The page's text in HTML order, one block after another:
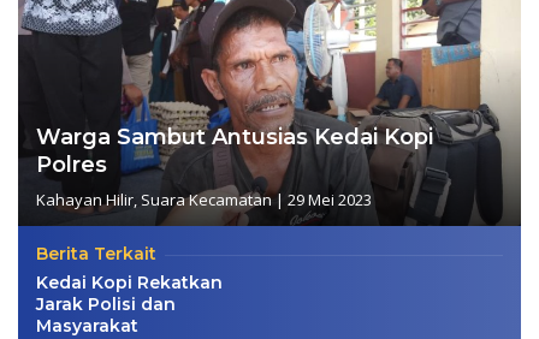
Warga Sambut Antusias Kedai Kopi
Polres
Kahayan Hilir, Suara Kecamatan | 29 Mei 2023
Berita Terkait
Kedai Kopi Rekatkan
Jarak Polisi dan
Masyarakat